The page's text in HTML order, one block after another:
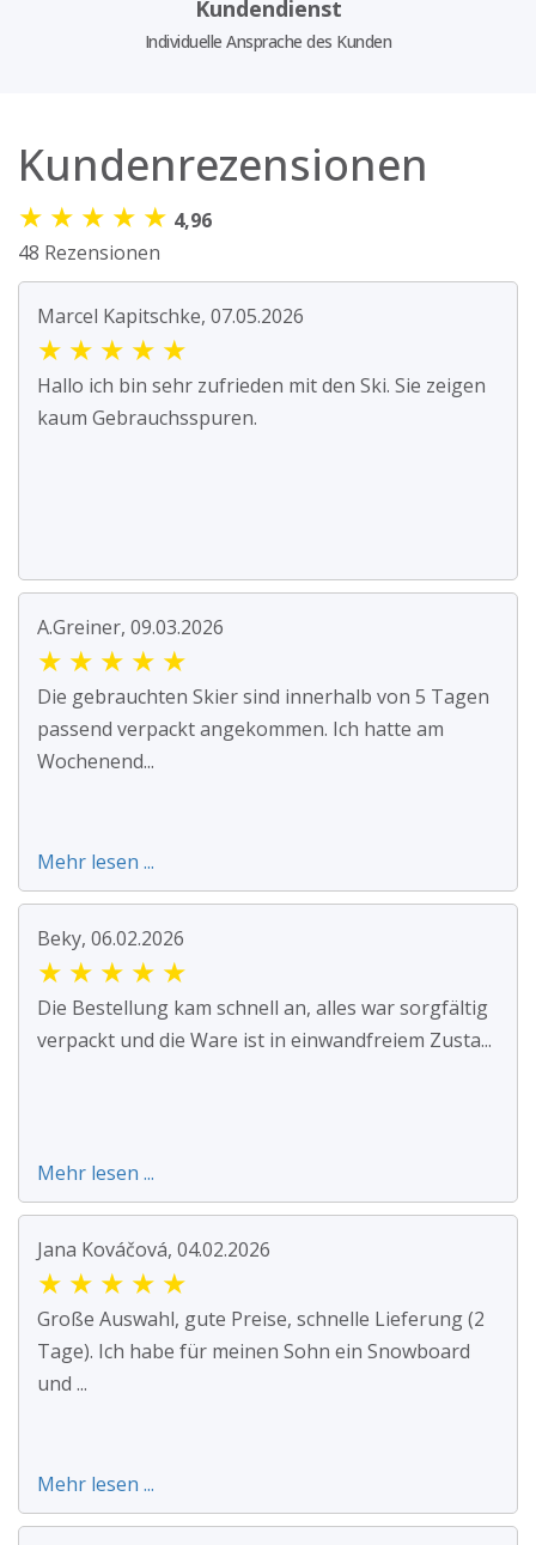
Kundendienst
Individuelle Ansprache des Kunden
Kundenrezensionen
★ ★ ★ ★ ★ 4,96
48 Rezensionen
Marcel Kapitschke, 07.05.2026
★ ★ ★ ★ ★
Hallo ich bin sehr zufrieden mit den Ski. Sie zeigen
kaum Gebrauchsspuren.
A.Greiner, 09.03.2026
★ ★ ★ ★ ★
Die gebrauchten Skier sind innerhalb von 5 Tagen
passend verpackt angekommen. Ich hatte am
Wochenend...
Mehr lesen ...
Beky, 06.02.2026
★ ★ ★ ★ ★
Die Bestellung kam schnell an, alles war sorgfältig
verpackt und die Ware ist in einwandfreiem Zusta...
Mehr lesen ...
Jana Kováčová, 04.02.2026
★ ★ ★ ★ ★
Große Auswahl, gute Preise, schnelle Lieferung (2
Tage). Ich habe für meinen Sohn ein Snowboard
und ...
Mehr lesen ...